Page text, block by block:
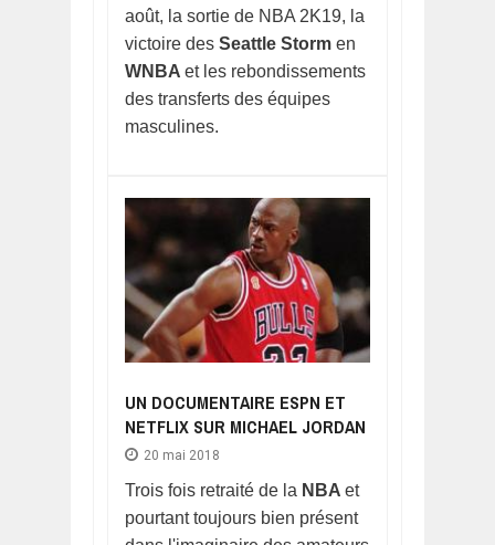
août, la sortie de NBA 2K19, la
victoire des Seattle Storm en
WNBA et les rebondissements
des transferts des équipes
masculines.
UN DOCUMENTAIRE ESPN ET
NETFLIX SUR MICHAEL JORDAN
20 mai 2018
Trois fois retraité de la NBA et
pourtant toujours bien présent